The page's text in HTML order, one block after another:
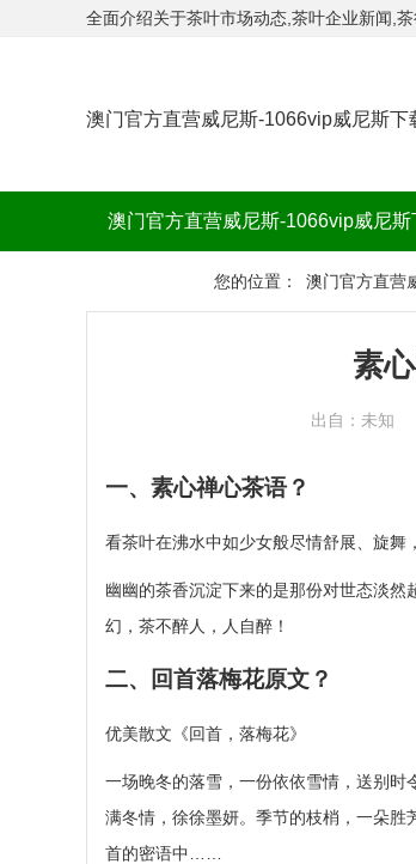
全面介绍关于茶叶市场动态,茶叶企业新闻,
澳门官方直营威尼斯-1066vip威尼斯下
澳门官方直营威尼斯-1066vip威尼斯
您的位置： 澳门官方直营
素
出自：未知
一、素心禅心茶语？
看茶叶在沸水中如少女般尽情舒展、旋舞
幽幽的茶香沉淀下来的是那份对世态淡
幻，茶不醉人，人自醉！
二、回首落梅花原文？
优美散文《回首，落梅花》
一场晚冬的落雪，一份依依雪情，送别
满冬情，徐徐墨妍。季节的枝梢，一朵
首的密语中……